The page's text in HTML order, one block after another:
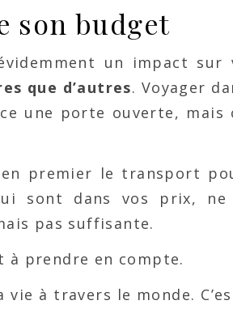
son budget
un impact sur
que d’autres. Voyager
une porte ouverte, mais
premier le transport
sont dans vos prix, ne
pas suffisante.
à prendre en compte.
à travers le monde.